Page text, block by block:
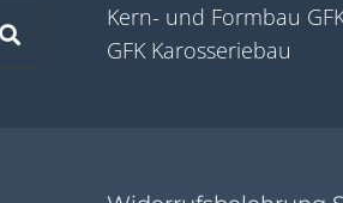
Kern- und Formbau
GFK Karosseriebau